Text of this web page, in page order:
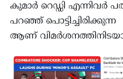
കുമാർ റെഡ്ഡി എന്നിവർ
പറഞ്ഞ്
ആണ്